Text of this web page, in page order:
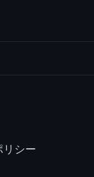
リシー